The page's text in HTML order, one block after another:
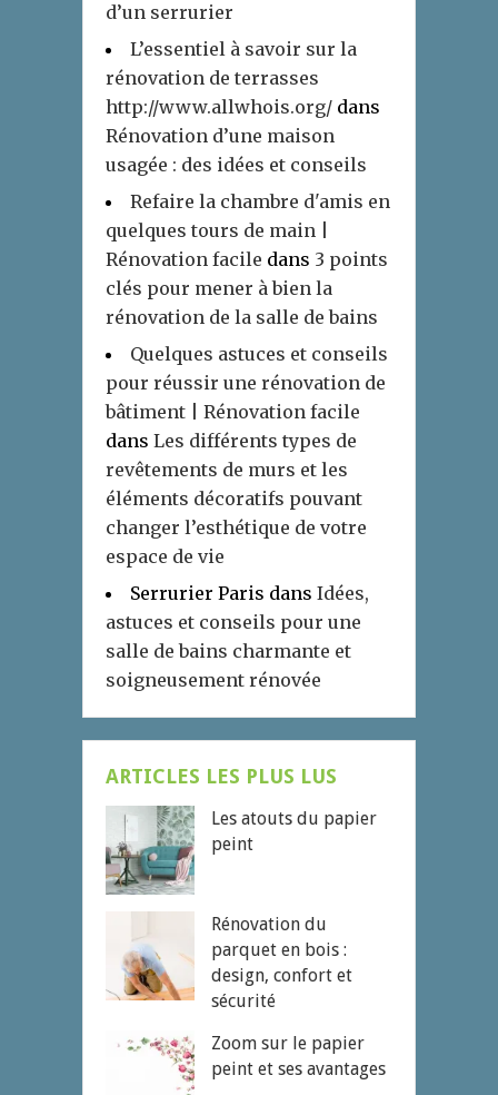
d’un serrurier
L’essentiel à savoir sur la
rénovation de terrasses
http://www.allwhois.org/ dans
Rénovation d’une maison
usagée : des idées et conseils
Refaire la chambre d'amis en
quelques tours de main |
Rénovation facile dans 3 points
clés pour mener à bien la
rénovation de la salle de bains
Quelques astuces et conseils
pour réussir une rénovation de
bâtiment | Rénovation facile
dans Les différents types de
revêtements de murs et les
éléments décoratifs pouvant
changer l’esthétique de votre
espace de vie
Serrurier Paris dans Idées,
astuces et conseils pour une
salle de bains charmante et
soigneusement rénovée
ARTICLES LES PLUS LUS
Les atouts du papier
peint
Rénovation du
parquet en bois :
design, confort et
sécurité
Zoom sur le papier
peint et ses avantages